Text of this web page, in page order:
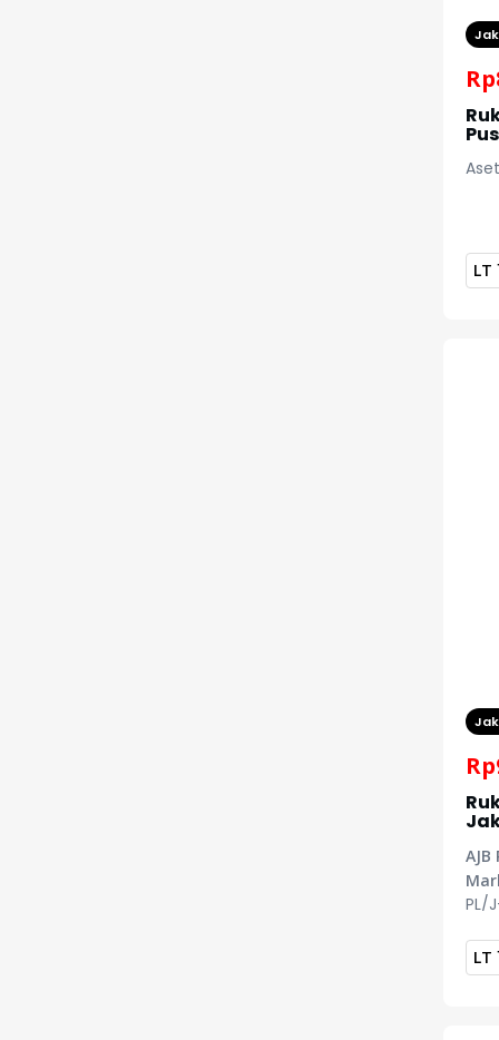
Rp
LT
Rp
AJB
PL/
LT